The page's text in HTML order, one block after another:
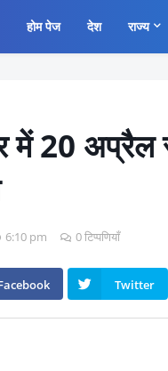
होम पेज देश राज्य
में 20 अप्रैल से
6:10 pm 0 टिप्पणियाँ
Twitter